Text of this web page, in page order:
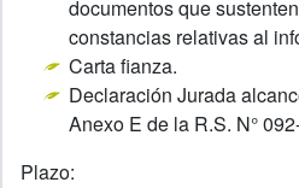
documentos que
constancias relativas al
Carta fianza.
Declaración Jurada
Anexo E de la R.S. N°
Plazo: